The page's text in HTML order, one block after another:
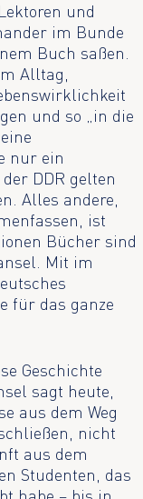
und
im Bunde
Buch saßen.
Alltag,
und so „in die
nur ein
DDR gelten
Alles andere,
ist
Bücher sind
Mit im
für das ganze
Geschichte
sagt heute,
aus dem Weg
nicht
aus dem
Studenten, das